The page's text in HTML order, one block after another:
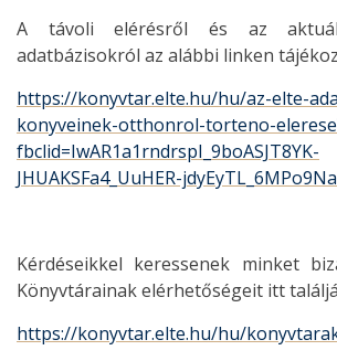
A távoli elérésről és az
adatbázisokról az alábbi linken
https://konyvtar.elte.hu/hu/az-elte-
konyveinek-otthonrol-torteno-
fbclid=IwAR1a1rndrspI_9boASJT8YK-
JHUAKSFa4_UuHER-
Kérdéseikkel keressenek minket
Könyvtárainak elérhetőségeit itt
https://konyvtar.elte.hu/hu/